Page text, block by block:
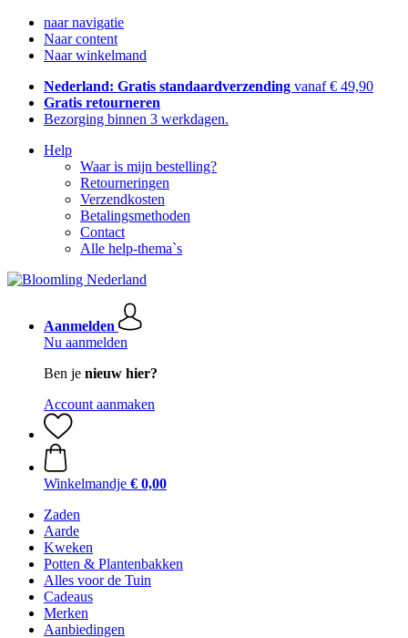
naar navigatie
Naar content
Naar winkelmand
Nederland: Gratis standaardverzending vanaf € 49,90
Gratis retourneren
Bezorging binnen 3 werkdagen.
Help
Waar is mijn bestelling?
Retourneringen
Verzendkosten
Betalingsmethoden
Contact
Alle help-thema`s
Aanmelden
Nu aanmelden
Ben je nieuw hier?
Account aanmaken
Winkelmandje € 0,00
Zaden
Aarde
Kweken
Potten & Plantenbakken
Alles voor de Tuin
Cadeaus
Merken
Aanbiedingen